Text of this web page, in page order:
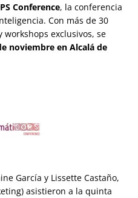
Conference, la conferencia
Con más de 30
workshops exclusivos, se
noviembre en Alcalá de
García y Lissette Castaño,
asistieron a la quinta